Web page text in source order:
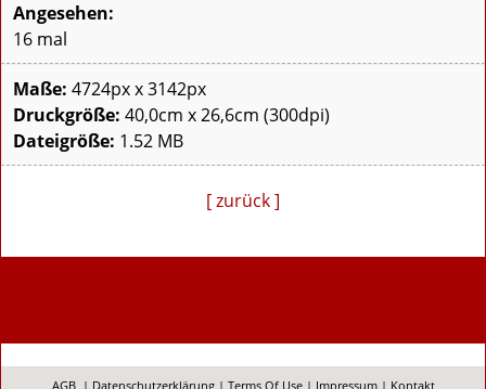
Angesehen:
16 mal
Maße: 4724px x 3142px
Druckgröße: 40,0cm x 26,6cm (300dpi)
Dateigröße: 1.52 MB
[ zurück ]
AGB | Datenschutzerklärung| Terms Of Use| Impressum| Kontakt